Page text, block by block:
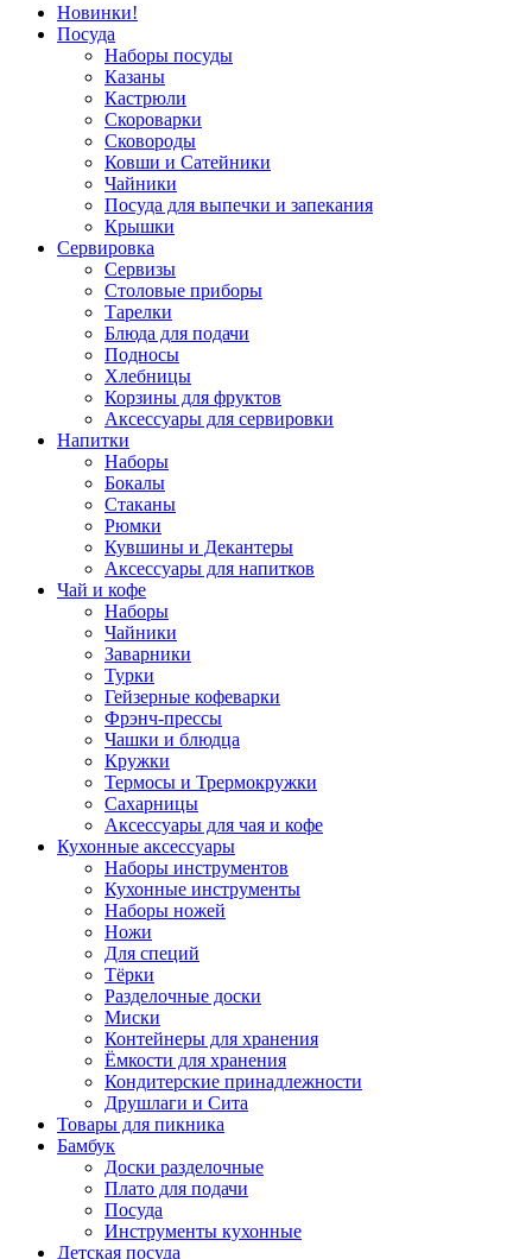
Новинки!
Посуда
Наборы посуды
Казаны
Кастрюли
Скороварки
Сковороды
Ковши и Сатейники
Чайники
Посуда для выпечки и запекания
Крышки
Сервировка
Сервизы
Столовые приборы
Тарелки
Блюда для подачи
Подносы
Хлебницы
Корзины для фруктов
Аксессуары для сервировки
Напитки
Наборы
Бокалы
Стаканы
Рюмки
Кувшины и Декантеры
Аксессуары для напитков
Чай и кофе
Наборы
Чайники
Заварники
Турки
Гейзерные кофеварки
Фрэнч-прессы
Чашки и блюдца
Кружки
Термосы и Трермокружки
Сахарницы
Аксессуары для чая и кофе
Кухонные аксессуары
Наборы инструментов
Кухонные инструменты
Наборы ножей
Ножи
Для специй
Тёрки
Разделочные доски
Миски
Контейнеры для хранения
Ёмкости для хранения
Кондитерские принадлежности
Друшлаги и Сита
Товары для пикника
Бамбук
Доски разделочные
Плато для подачи
Посуда
Инструменты кухонные
Детская посуда